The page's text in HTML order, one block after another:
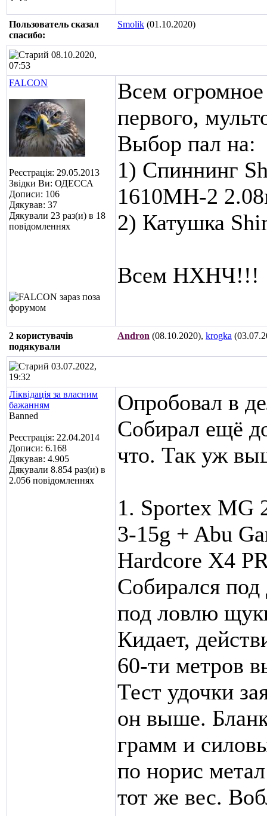
Пользователь сказал
cпасибо:
Smolik (01.10.2020)
08.10.2020,
07:53
FALCON
Реєстрація: 29.05.2013
Звідки Ви: ОДЕССА
Дописи: 106
Дякував: 37
Дякували 23 раз(и) в 18
повідомленнях
Всем
первого,
Выбор пал на:
1) Спиннинг
1610MH-2
2) Катушка
Всем НХНЧ!!!
2 користувачів
подякували
Andron (08.10.2020), krogka
03.07.2022,
19:32
Ліквідація за власним
бажанням
Banned
Реєстрація: 22.04.2014
Дописи: 6.168
Дякував: 4.905
Дякували 8.854 раз(и) в
2.056 повідомленнях
Опробовал в
Собирал ещё
что. Так уж
1. Sportex MG
3-15g + Abu
Hardcore X4
Собирался
под ловлю
Кидает,
60-ти метров
Тест удочки
он выше. Бланк
грамм и
по норис
тот же вес.